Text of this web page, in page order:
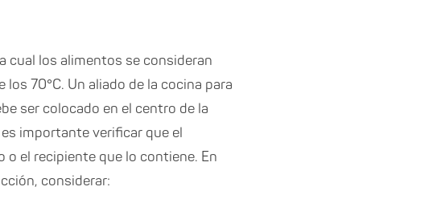
cual los alimentos se consideran
70°C. Un aliado de la cocina para
ser colocado en el centro de la
importante verificar que el
el recipiente que lo contiene. En
considerar: